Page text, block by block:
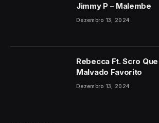
Jimmy P – Malembe
Dezembro 13, 2024
Rebecca Ft. Scro
Malvado Favorito
Dezembro 13, 2024